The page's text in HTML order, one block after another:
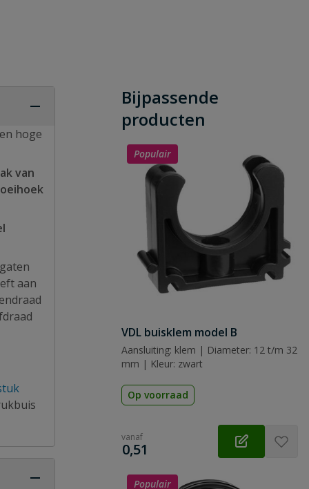
hoge
van
aan
Bijpassende
producten
Populair
VDL buisklem model B
Aansluiting: klem | Diameter: 12 t/m 32
mm | Kleur: zwart
Op voorraad
vanaf
€
0,51
Populair